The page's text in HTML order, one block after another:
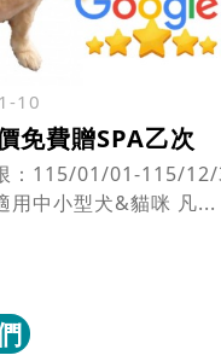
10
免費贈SPA乙次
：115/01/01-115/12/
用中小型犬&貓咪 凡...